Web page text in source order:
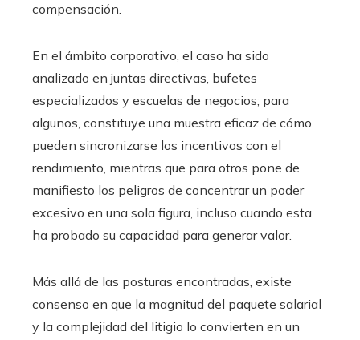
compensación.
En el ámbito corporativo, el caso ha sido
analizado en juntas directivas, bufetes
especializados y escuelas de negocios; para
algunos, constituye una muestra eficaz de cómo
pueden sincronizarse los incentivos con el
rendimiento, mientras que para otros pone de
manifiesto los peligros de concentrar un poder
excesivo en una sola figura, incluso cuando esta
ha probado su capacidad para generar valor.
Más allá de las posturas encontradas, existe
consenso en que la magnitud del paquete salarial
y la complejidad del litigio lo convierten en un